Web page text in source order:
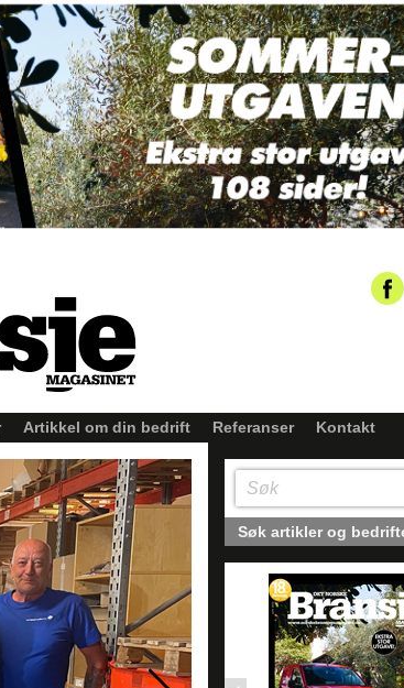
Artikkel om din bedrift Referanser Kontakt
Søk artikler og